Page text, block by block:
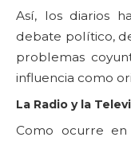
Así, los diarios
debate político,
problemas
influencia como
La Radio y la
Como ocurre